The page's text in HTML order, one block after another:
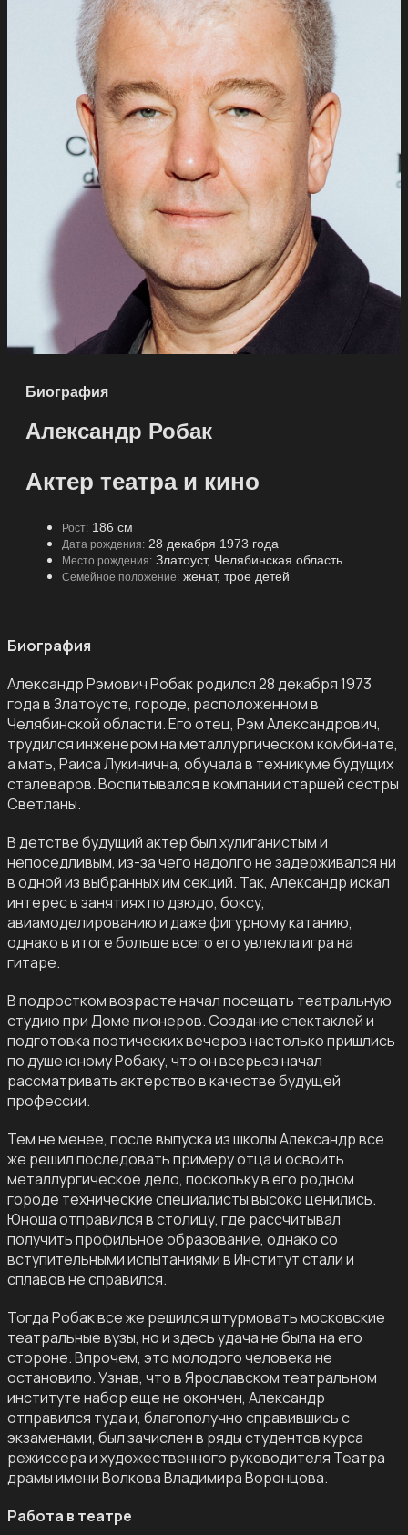
Биография
Александр Робак
Актер театра и кино
Рост: 186 см
Дата рождения: 28 декабря 1973 года
Место рождения: Златоуст, Челябинская область
Семейное положение: женат, трое детей
Биография
Александр Рэмович Робак родился 28 декабря 1973
года в Златоусте, городе, расположенном в
Челябинской области. Его отец, Рэм Александрович,
трудился инженером на металлургическом комбинате,
а мать, Раиса Лукинична, обучала в техникуме будущих
сталеваров. Воспитывался в компании старшей сестры
Светланы.
В детстве будущий актер был хулиганистым и
непоседливым, из-за чего надолго не задерживался ни
в одной из выбранных им секций. Так, Александр искал
интерес в занятиях по дзюдо, боксу,
авиамоделированию и даже фигурному катанию,
однако в итоге больше всего его увлекла игра на
гитаре.
В подростком возрасте начал посещать театральную
студию при Доме пионеров. Создание спектаклей и
подготовка поэтических вечеров настолько пришлись
по душе юному Робаку, что он всерьез начал
рассматривать актерство в качестве будущей
профессии.
Тем не менее, после выпуска из школы Александр все
же решил последовать примеру отца и освоить
металлургическое дело, поскольку в его родном
городе технические специалисты высоко ценились.
Юноша отправился в столицу, где рассчитывал
получить профильное образование, однако со
вступительными испытаниями в Институт стали и
сплавов не справился.
Тогда Робак все же решился штурмовать московские
театральные вузы, но и здесь удача не была на его
стороне. Впрочем, это молодого человека не
остановило. Узнав, что в Ярославском театральном
институте набор еще не окончен, Александр
отправился туда и, благополучно справившись с
экзаменами, был зачислен в ряды студентов курса
режиссера и художественного руководителя Театра
драмы имени Волкова Владимира Воронцова.
Работа в театре